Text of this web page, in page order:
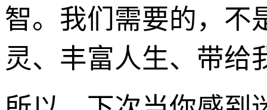
智。我们需要的，不
灵、丰富人生、带给